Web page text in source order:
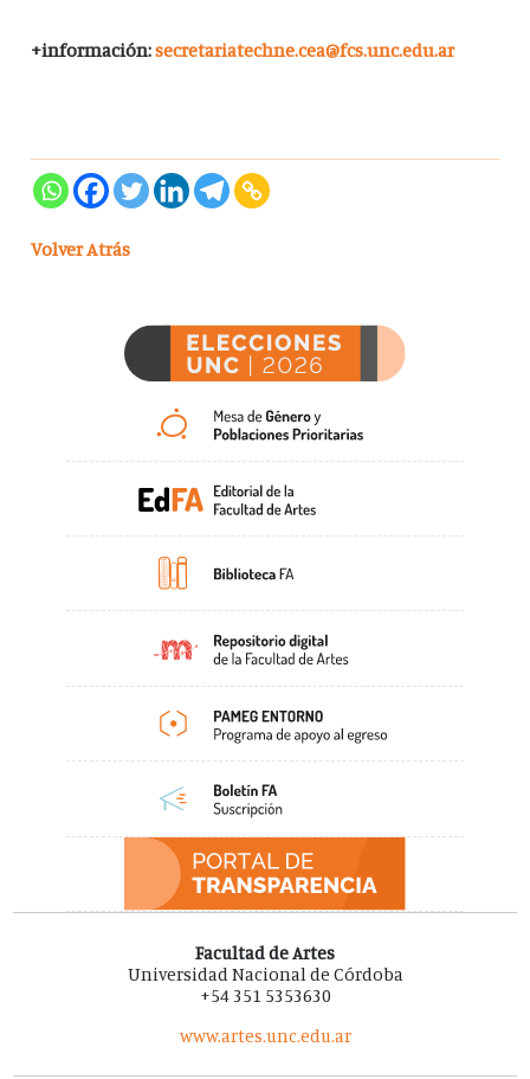
+información:secretariatechne.cea@fcs.unc.edu.ar
Volver Atrás
Facultad de Artes
Universidad Nacional de Córdoba
+54 351 5353630
www.artes.unc.edu.ar